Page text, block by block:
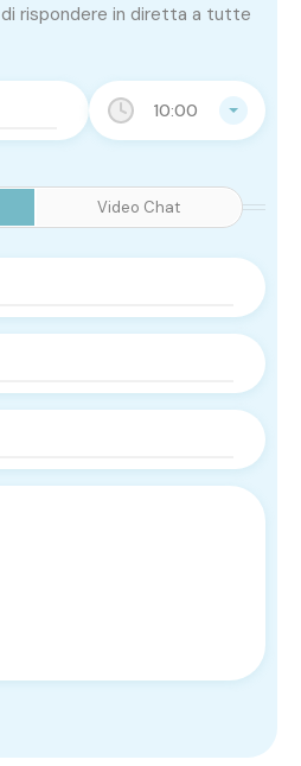
10:00
Video Chat
rispondere in diretta a tutte